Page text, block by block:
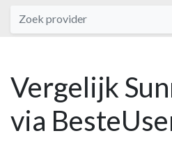
Vergelijk
via